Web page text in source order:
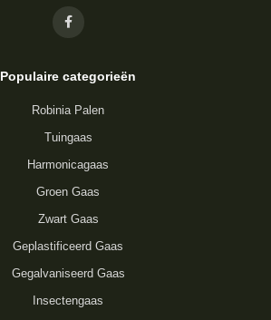
Populaire categorieën
Robinia Palen
Tuingaas
Harmonicagaas
Groen Gaas
Zwart Gaas
Geplastificeerd Gaas
Gegalvaniseerd Gaas
Insectengaas